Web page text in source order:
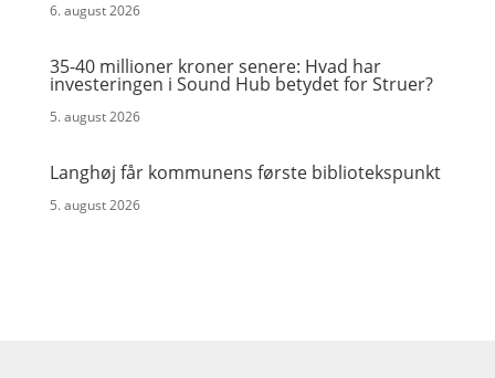
6. august 2026
35-40 millioner kroner senere: Hvad har
investeringen i Sound Hub betydet for Struer?
5. august 2026
Langhøj får kommunens første bibliotekspunkt
5. august 2026